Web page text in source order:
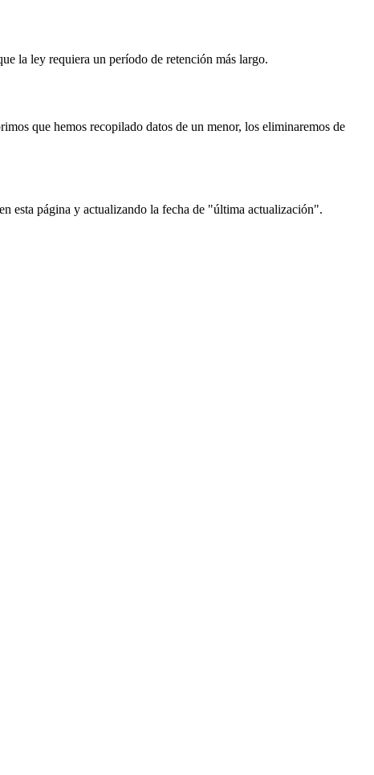
la ley requiera un período de retención más largo.
que hemos recopilado datos de un menor, los eliminaremos de
esta página y actualizando la fecha de "última actualización".